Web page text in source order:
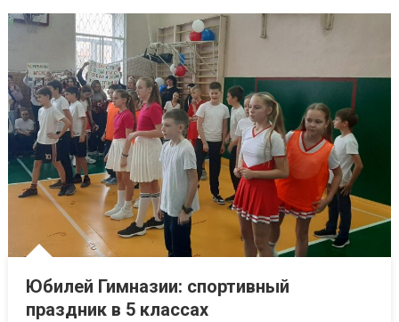
Юбилей Гимназии: спортивный
праздник в 5 классах